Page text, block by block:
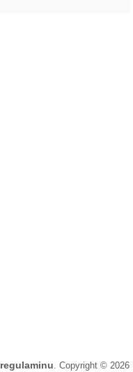
regulaminu . Copyright © 2026